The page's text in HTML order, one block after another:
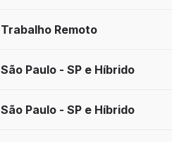
Trabalho Remoto
São Paulo - SP e Híbrido
São Paulo - SP e Híbrido